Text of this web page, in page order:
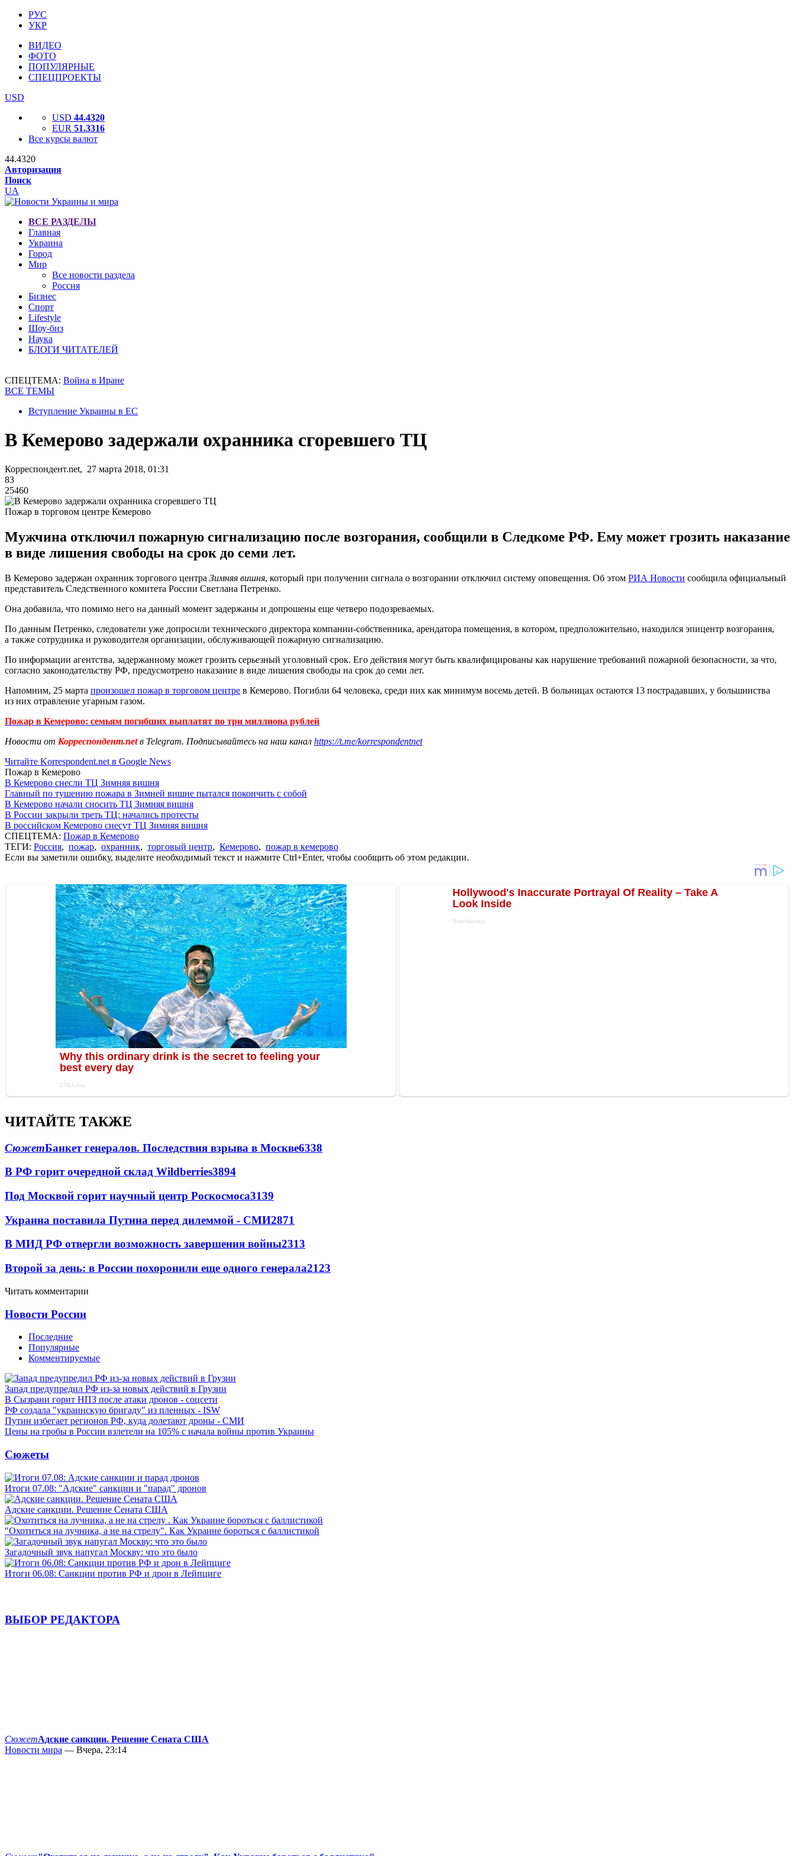
РУС
УКР
ВИДЕО
ФОТО
ПОПУЛЯРНЫЕ
СПЕЦПРОЕКТЫ
USD
USD 44.4320
EUR 51.3316
Все курсы валют
44.4320
Авторизация
Поиск
UA
ВСЕ РАЗДЕЛЫ
Главная
Украина
Город
Мир
Все новости раздела
Россия
Бизнес
Спорт
Lifestyle
Шоу-биз
Наука
БЛОГИ ЧИТАТЕЛЕЙ
СПЕЦТЕМА: Война в Иране
ВСЕ ТЕМЫ
Вступление Украины в ЕС
В Кемерово задержали охранника сгоревшего ТЦ
Корреспондент.net, 27 марта 2018, 01:31
83
25460
Пожар в торговом центре Кемерово
Мужчина отключил пожарную сигнализацию после возгорания, сообщили в Следкоме РФ. Ему может грозить наказание
в виде лишения свободы на срок до семи лет.
В Кемерово задержан охранник торгового центра Зимняя вишня, который при получении сигнала о возгорании отключил систему оповещения. Об этом РИА Новости сообщила официальный
представитель Следственного комитета России Светлана Петренко.
Она добавила, что помимо него на данный момент задержаны и допрошены еще четверо подозреваемых.
По данным Петренко, следователи уже допросили технического директора компании-собственника, арендатора помещения, в котором, предположительно, находился эпицентр возгорания,
а также сотрудника и руководителя организации, обслуживающей пожарную сигнализацию.
По информации агентства, задержанному может грозить серьезный уголовный срок. Его действия могут быть квалифицированы как нарушение требований пожарной безопасности, за что,
согласно законодательству РФ, предусмотрено наказание в виде лишения свободы на срок до семи лет.
Напомним, 25 марта произошел пожар в торговом центре в Кемерово. Погибли 64 человека, среди них как минимум восемь детей. В больницах остаются 13 пострадавших, у большинства
из них отравление угарным газом.
Пожар в Кемерово: семьям погибших выплатят по три миллиона рублей
Новости от Корреспондент.netв Telegram. Подписывайтесь на наш канал https://t.me/korrespondentnet
Читайте Korrespondent.net в Google News
Пожар в Кемерово
В Кемерово снесли ТЦ Зимняя вишня
Главный по тушению пожара в Зимней вишне пытался покончить с собой
В Кемерово начали сносить ТЦ Зимняя вишня
В России закрыли треть ТЦ: начались протесты
В российском Кемерово снесут ТЦ Зимняя вишня
СПЕЦТЕМА: Пожар в Кемерово
ТЕГИ: Россия, пожар, охранник, торговый центр, Кемерово, пожар в кемерово
Если вы заметили ошибку, выделите необходимый текст и нажмите Ctrl+Enter, чтобы сообщить об этом редакции.
ЧИТАЙТЕ ТАКЖЕ
СюжетБанкет генералов. Последствия взрыва в Москве6338
В РФ горит очередной склад Wildberries3894
Под Москвой горит научный центр Роскосмоса3139
Украина поставила Путина перед дилеммой - СМИ2871
В МИД РФ отвергли возможность завершения войны2313
Второй за день: в России похоронили еще одного генерала2123
Читать комментарии
Новости России
Последние
Популярные
Комментируемые
Запад предупредил РФ из-за новых действий в Грузии
В Сызрани горит НПЗ после атаки дронов - соцсети
РФ создала "украинскую бригаду" из пленных - ISW
Путин избегает регионов РФ, куда долетают дроны - СМИ
Цены на гробы в России взлетели на 105% с начала войны против Украины
Сюжеты
Итоги 07.08: "Адские" санкции и "парад" дронов
Адские санкции. Решение Сената США
"Охотиться на лучника, а не на стрелу". Как Украине бороться с баллистикой
Загадочный звук напугал Москву: что это было
Итоги 06.08: Санкции против РФ и дрон в Лейпциге
ВЫБОР РЕДАКТОРА
СюжетАдские санкции. Решение Сената США
Новости мира — Вчера, 23:14